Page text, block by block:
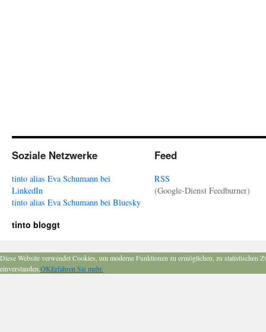
Soziale Netzwerke
tinto alias Eva Schumann bei
LinkedIn
tinto alias Eva Schumann bei Bluesky
Feed
RSS
(Google-Dienst Feedburner)
tinto bloggt
Diese Website verwendet Cookies, um moderne Funktionen zu ermöglichen, zu
einverstanden.OKErfahren Sie mehr.